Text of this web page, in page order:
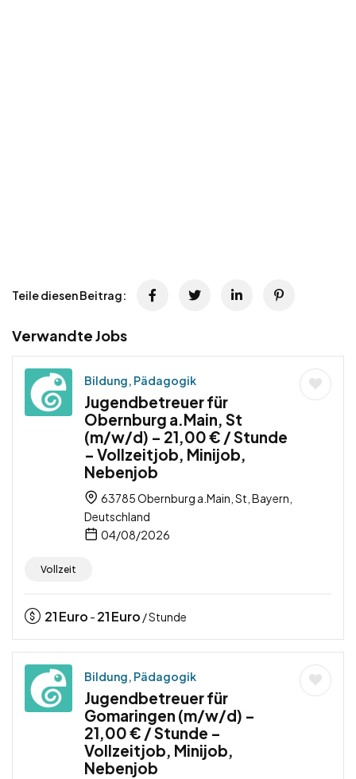
Teile diesen Beitrag:
Verwandte Jobs
Bildung, Pädagogik
Jugendbetreuer für
Obernburg a.Main, St
(m/w/d) – 21,00 € / Stunde
– Vollzeitjob, Minijob,
Nebenjob
63785 Obernburg a.Main, St, Bayern,
Deutschland
04/08/2026
Vollzeit
21Euro - 21Euro / Stunde
Bildung, Pädagogik
Jugendbetreuer für
Gomaringen (m/w/d) –
21,00 € / Stunde –
Vollzeitjob, Minijob,
Nebenjob